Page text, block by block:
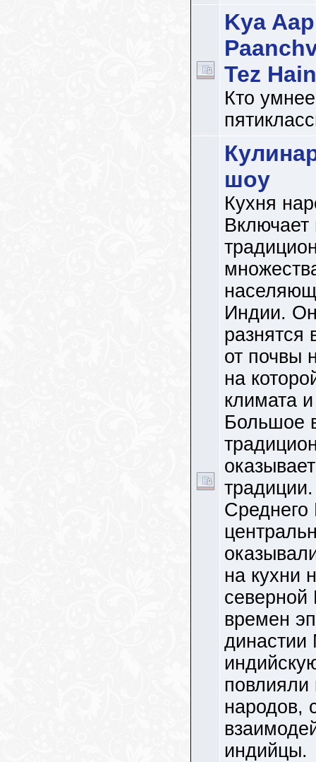
Kya Aap
Tez
Кто умнее
шоу
Кухня
Включает
Индии.
разнятся
от почвы
на
климата
Большое
Среднего
на кухни
времен
династии
повлияли
народов,
индийцы.